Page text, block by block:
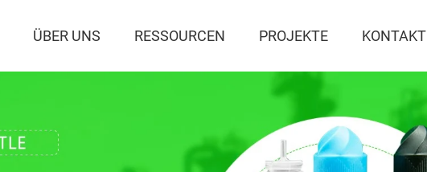
ÜBER UNS RESSOURCEN PROJEKTE KONTAKT